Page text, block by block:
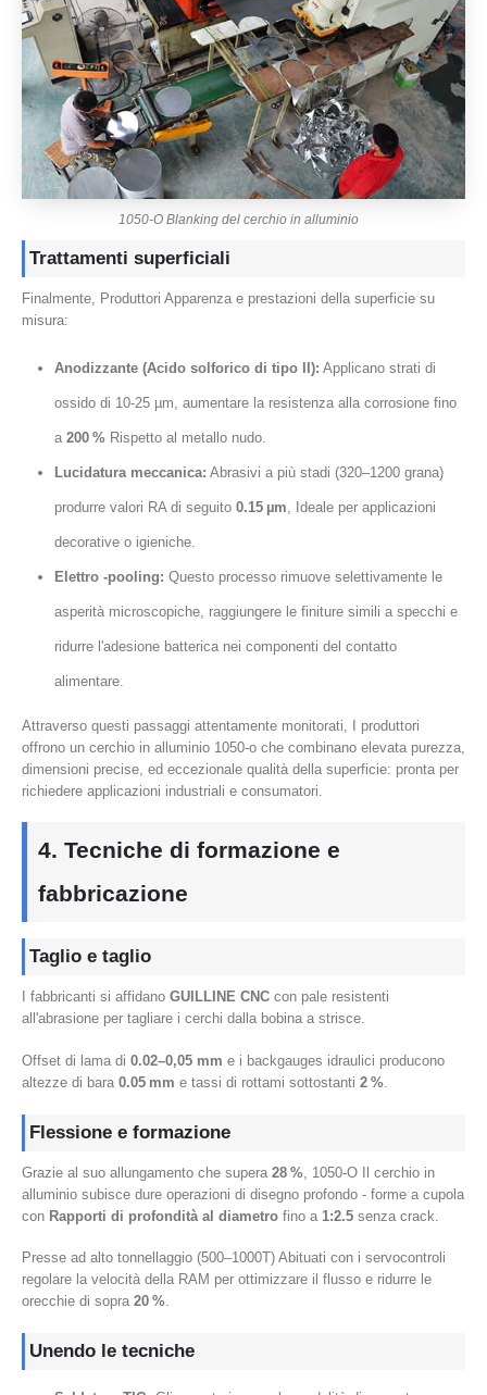
1050-O Blanking del cerchio in alluminio
Trattamenti superficiali
Finalmente, Produttori Apparenza e prestazioni della superficie su
misura:
Anodizzante (Acido solforico di tipo II): Applicano strati di
ossido di 10-25 µm, aumentare la resistenza alla corrosione fino
a 200 %Rispetto al metallo nudo.
Lucidatura meccanica: Abrasivi a più stadi (320–1200 grana)
produrre valori RA di seguito 0.15 µm, Ideale per applicazioni
decorative o igieniche.
Elettro -pooling: Questo processo rimuove selettivamente le
asperità microscopiche, raggiungere le finiture simili a specchi e
ridurre l'adesione batterica nei componenti del contatto
alimentare.
Attraverso questi passaggi attentamente monitorati, I produttori
offrono un cerchio in alluminio 1050-o che combinano elevata purezza,
dimensioni precise, ed eccezionale qualità della superficie: pronta per
richiedere applicazioni industriali e consumatori.
4. Tecniche di formazione e
fabbricazione
Taglio e taglio
I fabbricanti si affidano GUILLINE CNC con pale resistenti
all'abrasione per tagliare i cerchi dalla bobina a strisce.
Offset di lama di 0.02–0,05 mm e i backgauges idraulici producono
altezze di bara 0.05 mm e tassi di rottami sottostanti 2 %.
Flessione e formazione
Grazie al suo allungamento che supera 28 % , 1050-O Il cerchio in
alluminio subisce dure operazioni di disegno profondo - forme a cupola
con Rapporti di profondità al diametro fino a 1:2.5 senza crack.
Presse ad alto tonnellaggio (500–1000T) Abituati con i servocontroli
regolare la velocità della RAM per ottimizzare il flusso e ridurre le
orecchie di sopra 20 %.
Unendo le tecniche